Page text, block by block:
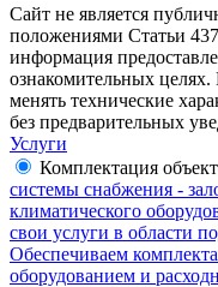
Сайт не является
положениями Статьи
информация
ознакомительных
менять технические
без предварительных
Услуги
Комплектация
системы снабжения -
климатического
свои услуги в области
Обеспечиваем
оборудованием и